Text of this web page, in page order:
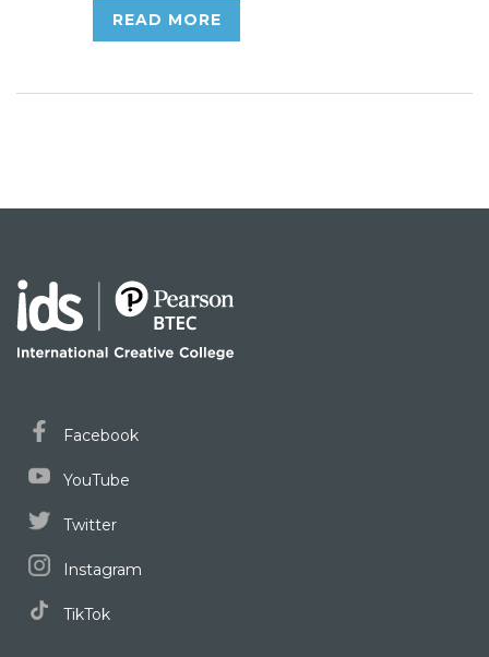
READ MORE
Facebook
YouTube
Twitter
Instagram
TikTok